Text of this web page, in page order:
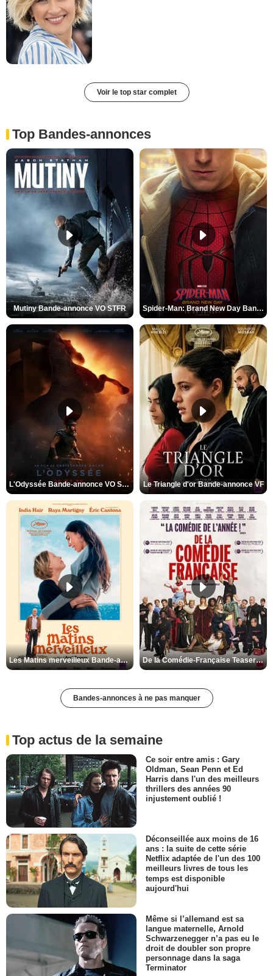
Voir le top star complet
Top Bandes-annonces
Mutiny Bande-annonce VO STFR Spider-Man: Brand New Day Bande-annonce VO STFR
L'Odyssée Bande-annonce VO STFR Le Triangle d'or Bande-annonce VF
Les Matins merveilleux Bande-annonce VF De la Comédie-Française Teaser VF
Bandes-annonces à ne pas manquer
Top actus de la semaine
Ce soir entre amis : Gary
Oldman, Sean Penn et Ed
Harris dans l'un des meilleurs
thrillers des années 90
injustement oublié !
Déconseillée aux moins de 16
ans : la suite de cette série
Netflix adaptée de l'un des 100
meilleurs livres de tous les
temps est disponible
aujourd'hui
Même si l’allemand est sa
langue maternelle, Arnold
Schwarzenegger n’a pas eu le
droit de doubler son propre
personnage dans la saga
Terminator